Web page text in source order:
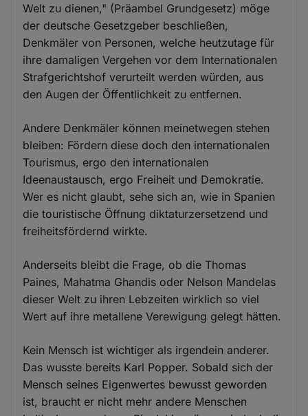
Welt zu dienen," (Präambel Grundgesetz) möge
der deutsche Gesetzgeber beschließen,
Denkmäler von Personen, welche heutzutage für
ihre damaligen Vergehen vor dem Internationalen
Strafgerichtshof verurteilt werden würden, aus
den Augen der Öffentlichkeit zu entfernen.
Andere Denkmäler können meinetwegen stehen
bleiben: Fördern diese doch den internationalen
Tourismus, ergo den internationalen
Ideenaustausch, ergo Freiheit und Demokratie.
Wer es nicht glaubt, sehe sich an, wie in Spanien
die touristische Öffnung diktaturzersetzend und
freiheitsfördernd wirkte.
Anderseits bleibt die Frage, ob die Thomas
Paines, Mahatma Ghandis oder Nelson Mandelas
dieser Welt zu ihren Lebzeiten wirklich so viel
Wert auf ihre metallene Verewigung gelegt hätten.
Kein Mensch ist wichtiger als irgendein anderer.
Das wusste bereits Karl Popper. Sobald sich der
Mensch seines Eigenwertes bewusst geworden
ist, braucht er nicht mehr andere Menschen